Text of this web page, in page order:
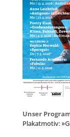
Unser
Plakatmotiv: